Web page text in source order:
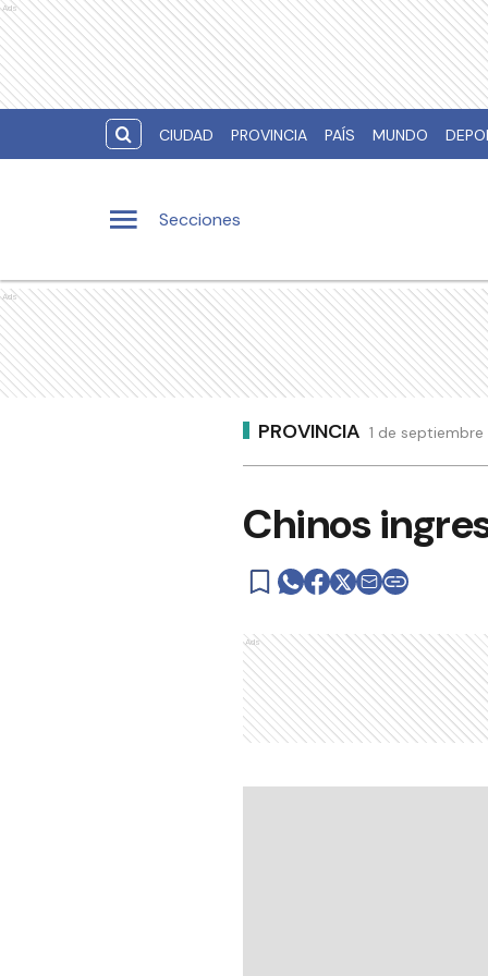
Ads
CIUDAD PROVINCIA PAÍS MUNDO
Secciones
Ads
PROVINCIA 1 de
Chinos
Ads